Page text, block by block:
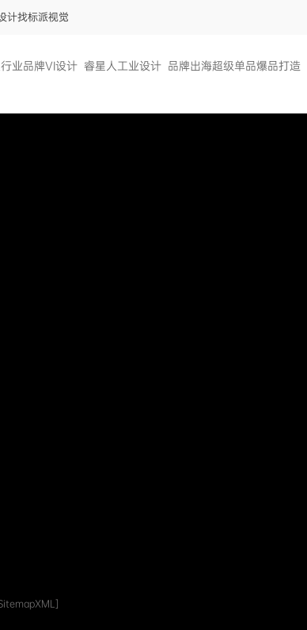
计找标派视觉
业品牌VI设计 睿星人工业设计 品牌出海超级单品爆品打造